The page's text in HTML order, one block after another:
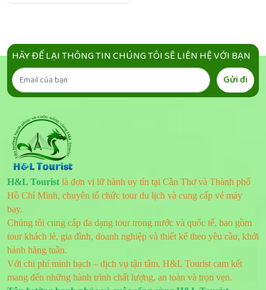
HÃY ĐỂ LẠI THÔNG TIN CHÚNG TÔI SẼ LIÊN HỆ VỚI BẠN
Gửi đi
H&L Tourist là đơn vị lữ hành uy tín tại Cần Thơ và Thành phố
Hồ Chí Minh, chuyên tổ chức tour du lịch và cung cấp vé máy
bay.
Chúng tôi cung cấp đa dạng tour trong nước và quốc tế, bao gồm
tour khách lẻ, gia đình, doanh nghiệp và thiết kế theo yêu cầu, khởi
hành hàng tuần.
Với chi phí minh bạch – dịch vụ tận tâm, H&L Tourist cam kết
mang đến những hành trình chất lượng, an toàn và trọn vẹn.